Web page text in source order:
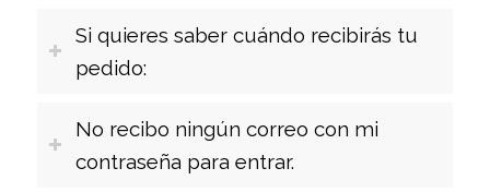
Si quieres saber cuándo recibirás tu
pedido:
No recibo ningún correo con mi
contraseña para entrar.